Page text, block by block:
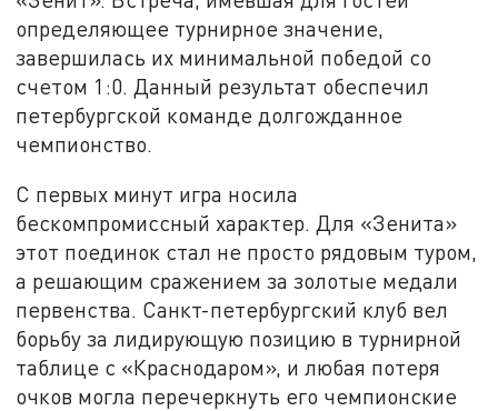
определяющее турнирное значение,
завершилась их минимальной победой со
счетом 1:0. Данный результат обеспечил
петербургской команде долгожданное
чемпионство.
С первых минут игра носила
бескомпромиссный характер. Для «Зенита»
этот поединок стал не просто рядовым туром,
а решающим сражением за золотые медали
первенства. Санкт-петербургский клуб вел
борьбу за лидирующую позицию в турнирной
таблице с «Краснодаром», и любая потеря
очков могла перечеркнуть его чемпионские